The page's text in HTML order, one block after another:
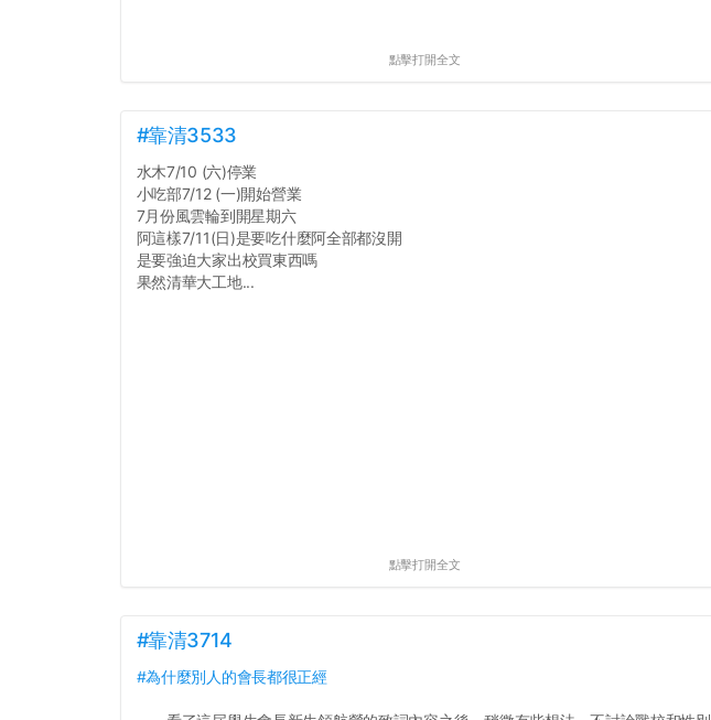
點擊打開全文
#靠清3533
水木7/10 (六)停業
小吃部7/12 (一)開始營業
7月份風雲輪到開星期六
阿這樣7/11(日)是要吃什麼阿全部都沒開
是要強迫大家出校買東西嗎
果然清華大工地...
點擊打開全文
#靠清3714
#為什麼別人的會長都很正經